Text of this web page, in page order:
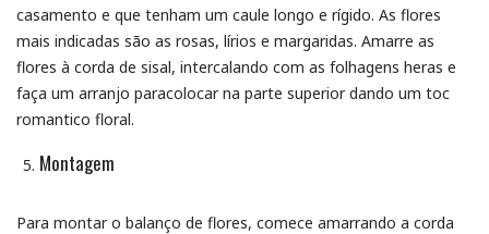
casamento e que tenham um caule longo e rígido. As flores
mais indicadas são as rosas, lírios e margaridas. Amarre as
flores à corda de sisal, intercalando com as folhagens heras e
faça um arranjo paracolocar na parte superior dando um toc
romantico floral.
Montagem
Para montar o balanço de flores, comece amarrando a corda